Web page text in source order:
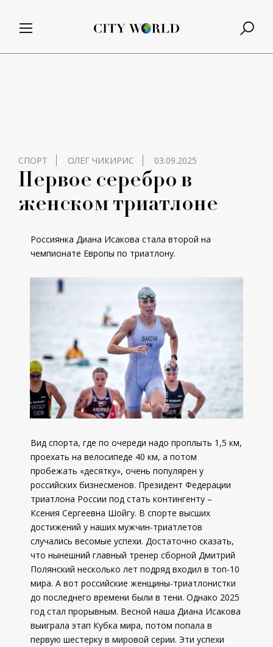
СПОРТ ОЛЕГ ЧИКИРИС 03.09.2025
Первое серебро в
женском триатлоне
Россиянка Диана Исакова стала второй на
чемпионате Европы по триатлону.
Вид спорта, где по очереди надо проплыть 1,5 км,
проехать на велосипеде 40 км, а потом
пробежать «десятку», очень популярен у
российских бизнесменов. Президент Федерации
триатлона России под стать контингенту –
Ксения Сергеевна Шойгу. В спорте высших
достижений у наших мужчин-триатлетов
случались весомые успехи. Достаточно сказать,
что нынешний главный тренер сборной Дмитрий
Полянский несколько лет подряд входил в топ-10
мира. А вот российские женщины-триатлонистки
до последнего времени были в тени. Однако 2025
год стал прорывным. Весной наша Диана Исакова
выиграла этап Кубка мира, потом попала в
первую шестерку в мировой серии. Эти успехи